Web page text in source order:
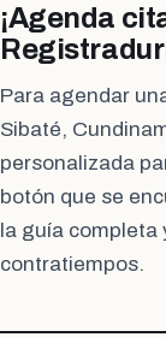
¡Agenda
Para agendar
Sibaté,
personalizada
botón que se
la guía completa
contratiempos.